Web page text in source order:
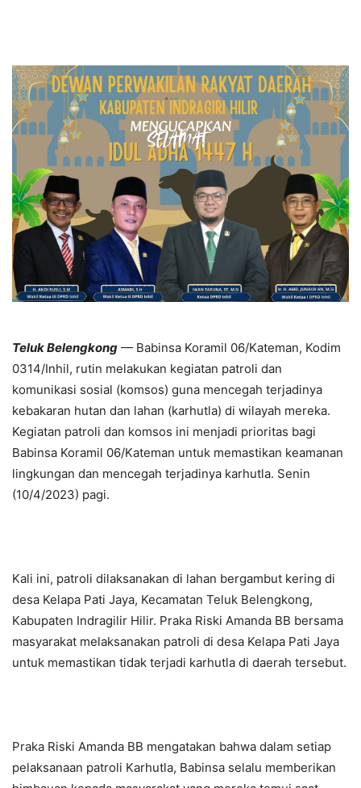
Teluk Belengkong — Babinsa Koramil 06/Kateman, Kodim
0314/Inhil, rutin melakukan kegiatan patroli dan
komunikasi sosial (komsos) guna mencegah terjadinya
kebakaran hutan dan lahan (karhutla) di wilayah mereka.
Kegiatan patroli dan komsos ini menjadi prioritas bagi
Babinsa Koramil 06/Kateman untuk memastikan keamanan
lingkungan dan mencegah terjadinya karhutla. Senin
(10/4/2023) pagi.
Kali ini, patroli dilaksanakan di lahan bergambut kering di
desa Kelapa Pati Jaya, Kecamatan Teluk Belengkong,
Kabupaten Indragilir Hilir. Praka Riski Amanda BB bersama
masyarakat melaksanakan patroli di desa Kelapa Pati Jaya
untuk memastikan tidak terjadi karhutla di daerah tersebut.
Praka Riski Amanda BB mengatakan bahwa dalam setiap
pelaksanaan patroli Karhutla, Babinsa selalu memberikan